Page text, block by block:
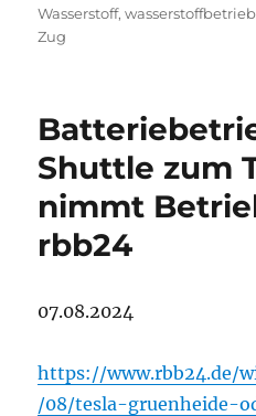
Wasserstoff,
Zug
Shuttle zum
nimmt
rbb24
07.08.2024
https://www.rbb24.de/
/08/tesla-gruenheide-